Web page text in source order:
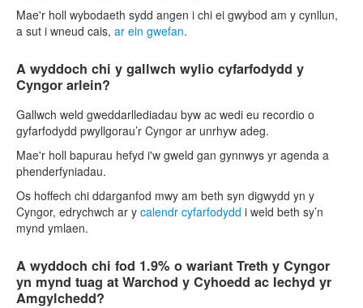
Mae'r holl wybodaeth sydd angen i chi ei gwybod am y cynllun,
a sut i wneud cais, ar ein gwefan.
A wyddoch chi y gallwch wylio cyfarfodydd y
Cyngor arlein?
Gallwch weld gweddarllediadau byw ac wedi eu recordio o
gyfarfodydd pwyllgorau’r Cyngor ar unrhyw adeg.
Mae'r holl bapurau hefyd i'w gweld gan gynnwys yr agenda a
phenderfyniadau.
Os hoffech chi ddarganfod mwy am beth syn digwydd yn y
Cyngor, edrychwch ar y calendr cyfarfodydd i weld beth sy’n
mynd ymlaen.
A wyddoch chi fod 1.9% o wariant Treth y Cyngor
yn mynd tuag at Warchod y Cyhoedd ac Iechyd yr
Amgylchedd?